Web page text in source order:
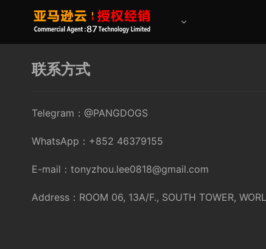
联系方式
Telegram：@PANGDOGS
WhatsApp：+852 46379155
E-mail：tonyzhou.lee0818@gmail.com
Address：ROOM 06, 13A/F., SOUTH TOWER,